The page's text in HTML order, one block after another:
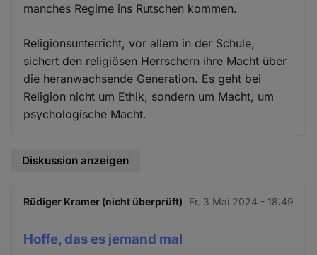
manches Regime ins Rutschen kommen.
Religionsunterricht, vor allem in der Schule,
sichert den religiösen Herrschern ihre Macht über
die heranwachsende Generation. Es geht bei
Religion nicht um Ethik, sondern um Macht, um
psychologische Macht.
Diskussion anzeigen
Rüdiger Kramer (nicht überprüft) Fr. 3 Mai 2024 - 18:49
Hoffe, das es jemand mal